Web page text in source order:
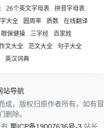
26个英文字母表
拼音字母表
大全 圆周率 质数
在线翻译
眼保健操 三字经
百家姓
文大全 范文大全
句子大全
英汉词典
站导航
成，版权归原作者所有，如有冒
删除。